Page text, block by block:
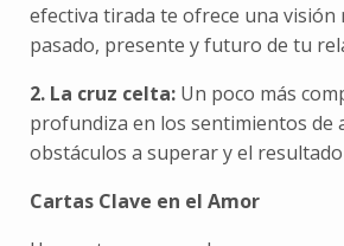
efectiva tirada te ofrece una visión
pasado, presente y futuro de tu
2. La cruz celta: Un poco más
profundiza en los sentimientos de
obstáculos a superar y el
Cartas Clave en el Amor